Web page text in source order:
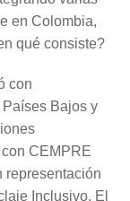
en Colombia,
qué consiste?
con
Bajos y
CEMPRE
representación
Inclusivo. El